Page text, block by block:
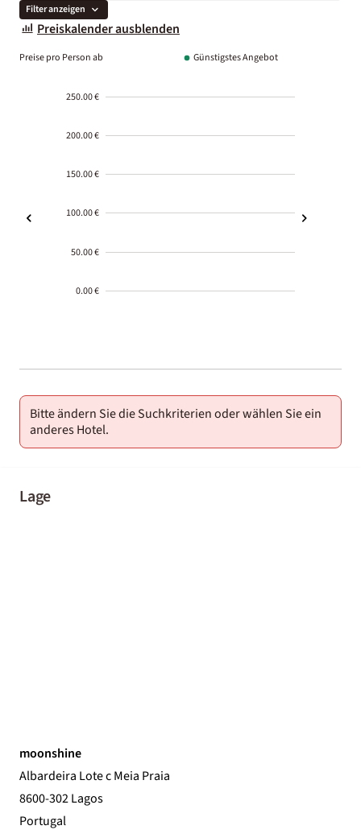
Filter anzeigen
Preiskalender ausblenden
Preise pro Person ab Günstigstes Angebot
250.00 €
200.00 €
150.00 €
100.00 €
50.00 €
0.00 €
01-02
Bitte ändern Sie die Suchkriterien oder wählen Sie ein
anderes Hotel.
Lage
moonshine
Albardeira Lote c Meia Praia
8600-302 Lagos
Portugal